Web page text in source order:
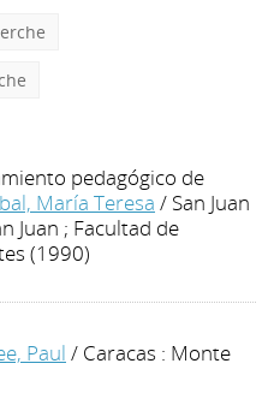
pedagógico de
María Teresa / San Juan
Juan ; Facultad de
(1990)
Paul / Caracas : Monte